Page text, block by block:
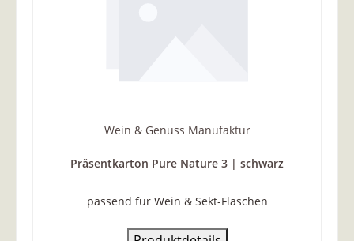
Wein & Genuss Manufaktur
Präsentkarton Pure Nature 3 | schwarz
passend für Wein & Sekt-Flaschen